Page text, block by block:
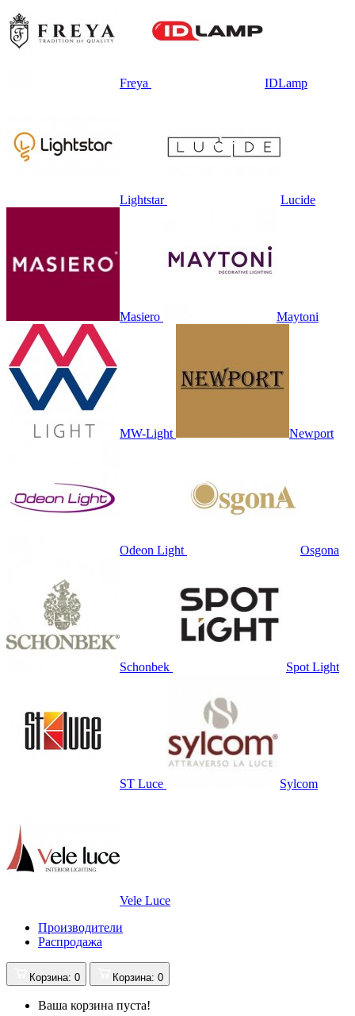
Freya IDLamp
Lightstar Lucide
Masiero Maytoni
MW-Light Newport
Odeon Light Osgona
Schonbek Spot Light
ST Luce Sylcom
Vele Luce
Производители
Распродажа
Корзина: 0 Корзина: 0
Ваша корзина пуста!